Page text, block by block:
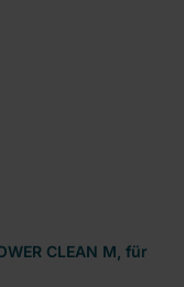
CLEAN M, für